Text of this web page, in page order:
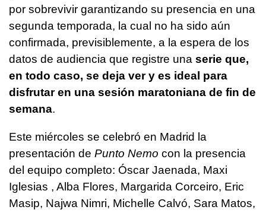
por sobrevivir garantizando su presencia en una
segunda temporada, la cual no ha sido aún
confirmada, previsiblemente, a la espera de los
datos de audiencia que registre una serie que,
en todo caso, se deja ver y es ideal para
disfrutar en una sesión maratoniana de fin de
semana.
Este miércoles se celebró en Madrid la
presentación de Punto Nemo con la presencia
del equipo completo: Óscar Jaenada, Maxi
Iglesias , Alba Flores, Margarida Corceiro, Eric
Masip, Najwa Nimri, Michelle Calvó, Sara Matos,